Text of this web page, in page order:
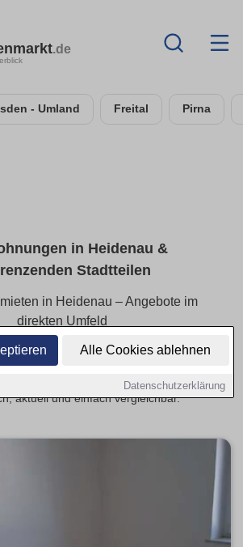
Alle Cookies ablehnen
Datenschutzerklärung
.de
- Umland Freital Pirna
in Heidenau &
Stadtteilen
in Heidenau – Angebote im
direkten Umfeld
in Heidenau und den
Mit wenigen Klicks entdecken Sie
ganz in Ihrer Nähe –
aktuell und einfach vergleichbar.